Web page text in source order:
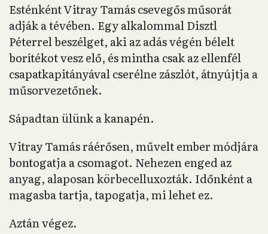
Esténként Vitray Tamás csevegős műsorát
adják a tévében. Egy alkalommal Disztl
Péterrel beszélget, aki az adás végén bélelt
borítékot vesz elő, és mintha csak az ellenfél
csapatkapitányával cserélne zászlót, átnyújtja a
műsorvezetőnek.
Sápadtan ülünk a kanapén.
Vitray Tamás ráérősen, művelt ember módjára
bontogatja a csomagot. Nehezen enged az
anyag, alaposan körbecelluxozták. Időnként a
magasba tartja, tapogatja, mi lehet ez.
Aztán végez.